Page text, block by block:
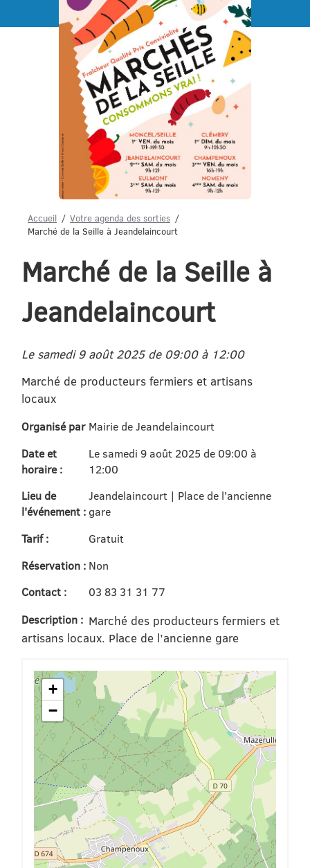
Menu
Accueil
Votre agenda des sorties
Marché de la Seille à Jeandelaincourt
Marché de la Seille à
Jeandelaincourt
Le samedi 9 août 2025 de 09:00 à 12:00
Marché de producteurs fermiers et artisans
locaux
Organisé par Mairie de Jeandelaincourt
Date et
horaire :
Le samedi 9 août 2025 de 09:00 à
12:00
Lieu de
l'événement :
Jeandelaincourt | Place de l'ancienne
gare
Tarif :
Gratuit
Réservation : Non
Contact :
03 83 31 31 77
Description : Marché des producteurs fermiers et
artisans locaux. Place de l’ancienne gare
+
−